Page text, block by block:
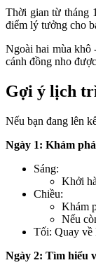
Thời gian từ tháng
điểm lý tưởng cho
Ngoài hai mùa khô
cánh đồng nho
Gợi ý lịch
Nếu bạn đang lên
Ngày 1: Khám
Sáng:
Khởi
Chiều:
Khám
Nếu
Tối: Quay về
Ngày 2: Tìm hiểu